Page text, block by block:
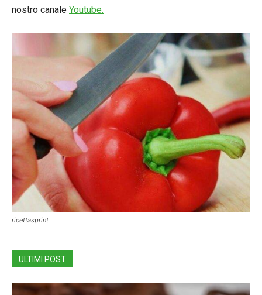
nostro canale Youtube.
ricettasprint
ULTIMI POST